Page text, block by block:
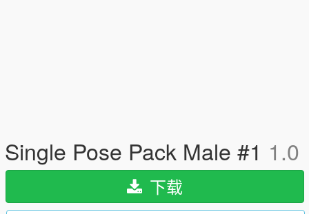
Single Pose Pack Male #1 1.0
下载